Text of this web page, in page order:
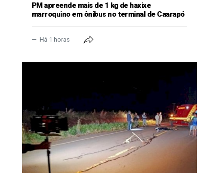
PM apreende mais de 1 kg de haxixe
marroquino em ônibus no terminal de Caarapó
Há 1 horas